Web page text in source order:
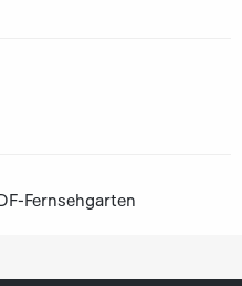
Fernsehgarten